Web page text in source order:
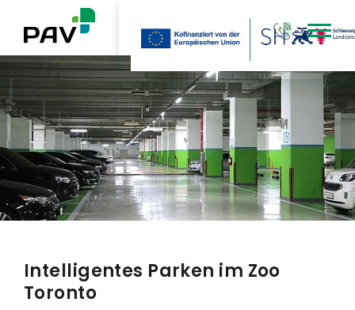
Intelligentes Parken im Zoo
Toronto